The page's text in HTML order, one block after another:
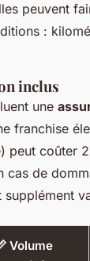
peuvent
:
inclus
une
franchise
peut coûter
cas de
Volume